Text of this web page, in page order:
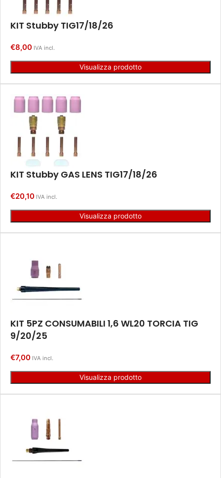
KIT Stubby TIG17/18/26
€8,00 IVA incl.
Visualizza prodotto
KIT Stubby GAS LENS TIG17/18/26
€20,10 IVA incl.
Visualizza prodotto
KIT 5PZ CONSUMABILI 1,6 WL20 TORCIA TIG
9/20/25
€7,00 IVA incl.
Visualizza prodotto